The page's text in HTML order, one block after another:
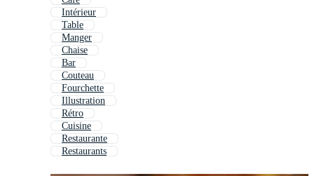
Intérieur
Table
Manger
Chaise
Bar
Couteau
Fourchette
Illustration
Rétro
Cuisine
Restaurante
Restaurants